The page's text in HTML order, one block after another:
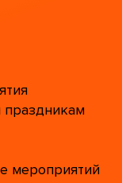
мероприятий